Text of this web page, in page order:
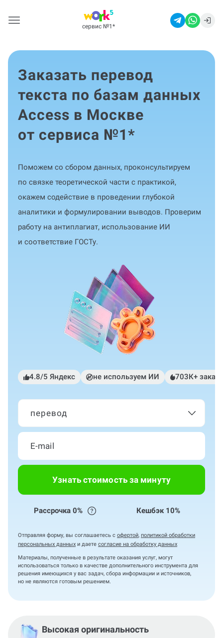
сервис №1 *
Заказать перевод
текста по базам данных
Access в Москве
от сервиса №1*
Поможем со сбором данных, проконсультируем
по связке теоретической части с практикой,
окажем содействие в проведении глубокой
аналитики и формулировании выводов. Проверим
работу на антиплагиат, использование ИИ
и соответствие ГОСТу.
4.8/5 Яндекс не используем ИИ 703К+
перевод
Узнать стоимость за минуту
Рассрочка 0% Кешбэк 10%
Отправляя форму, вы соглашаетесь с офертой, политикой обработки
персональных данных и даете согласие на обработку данных
Материалы, полученные в результате оказания услуг, могут
использоваться только в качестве дополнительного инструмента для
решения имеющихся у вас задач, сбора информации и источников,
но не являются готовым решением.
Высокая оригинальность